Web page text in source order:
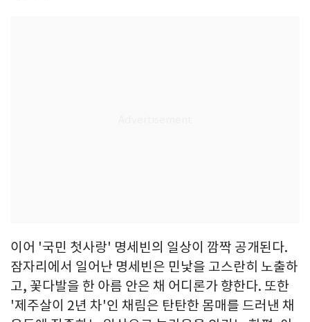
이어 '국민 첫사랑' 명세빈의 일상이 깜짝 공개된다.
잠자리에서 일어난 명세빈은 민낯을 고스란히 노출하
고, 꽃다발을 한 아름 안은 채 어디론가 향한다. 또한
'제주살이 2년 차'인 채림은 탄탄한 몸매를 드러낸 채